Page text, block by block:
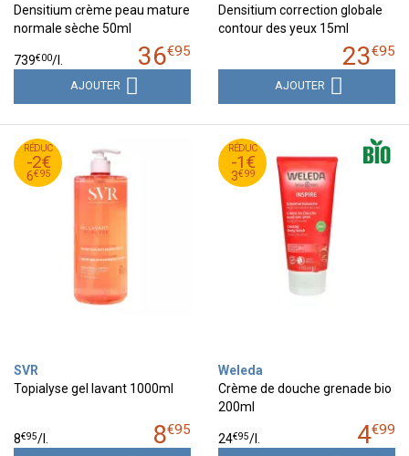
Densitium crème peau mature
normale sèche 50ml
36€95
739€00/l.
AJOUTER
Densitium correction globale
contour des yeux 15ml
23€95
AJOUTER
RÉDUC
-2€
6€95
8
€
95
6
€
95
SVR
Topialyse gel lavant 1000ml
8€95
8€95/l.
RÉDUC
-1€
3€99
4
€
99
3
€
99
Weleda
Crème de douche grenade bio
200ml
4€99
24€95/l.